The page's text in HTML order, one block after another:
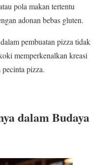
pola makan tertentu
adonan bebas gluten.
pembuatan pizza tidak
memperkenalkan kreasi
pizza.
dalam Budaya